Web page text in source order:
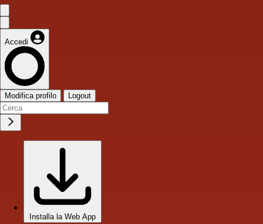
Accedi
Modifica profilo Logout
Installa la Web App